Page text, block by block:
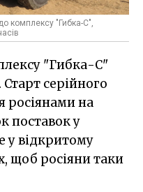
комплексу "Гибка-С",
"Гибка-С"
Старт серійного
росіянами на
поставок у
у відкритому
щоб росіяни таки